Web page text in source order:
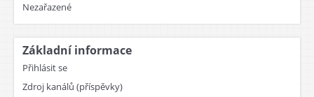
Nezařazené
Základní informace
Přihlásit se
Zdroj kanálů (příspěvky)